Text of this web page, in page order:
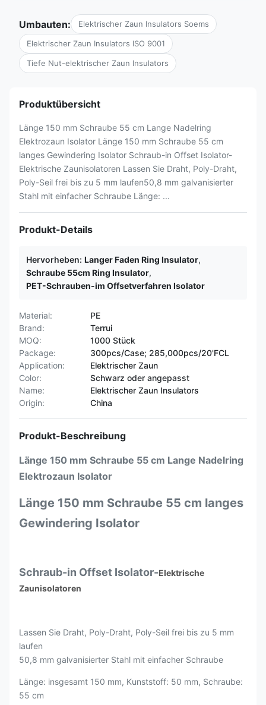
Umbauten: Elektrischer Zaun Insulators Soems
Elektrischer Zaun Insulators ISO 9001
Tiefe Nut-elektrischer Zaun Insulators
Produktübersicht
Länge 150 mm Schraube 55 cm Lange Nadelring
Elektrozaun Isolator Länge 150 mm Schraube 55 cm
langes Gewindering Isolator Schraub-in Offset Isolator-
Elektrische Zaunisolatoren Lassen Sie Draht, Poly-Draht,
Poly-Seil frei bis zu 5 mm laufen50,8 mm galvanisierter
Stahl mit einfacher Schraube Länge: ...
Produkt-Details
Hervorheben: Langer Faden Ring Insulator,
Schraube 55cm Ring Insulator,
PET-Schrauben-im Offsetverfahren Isolator
Material:
PE
Brand:
Terrui
MOQ:
1000 Stück
Package:
300pcs/Case; 285,000pcs/20'FCL
Application:
Elektrischer Zaun
Color:
Schwarz oder angepasst
Name:
Elektrischer Zaun Insulators
Origin:
China
Produkt-Beschreibung
Länge 150 mm Schraube 55 cm Lange Nadelring
Elektrozaun Isolator
Länge 150 mm Schraube 55 cm langes
Gewindering Isolator
Schraub-in Offset Isolator-Elektrische
Zaunisolatoren
Lassen Sie Draht, Poly-Draht, Poly-Seil frei bis zu 5 mm
laufen
50,8 mm galvanisierter Stahl mit einfacher Schraube
Länge: insgesamt 150 mm, Kunststoff: 50 mm, Schraube:
55 cm